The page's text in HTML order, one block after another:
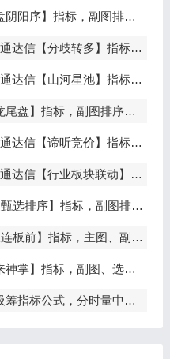
量化辅助工具，尾盘排序，信号全天不变，仅限电脑通达信使用
，首板分歧低吸二波行情，信号少，胜率高，手机电脑通达信通用
中短线趋势拐点与量能异动突破，信号少而精，手机电脑通达信通用
伏，次日套利，信号可回看，超短策略，仅限电脑通达信使用
指标，可回测历史数据，信号全天不变，开放源码可永久使用，手机电脑通达信通用
板块行情，分清龙头补涨规避回落，无未来函数，仅支持电脑通达信
盘战法，今买明卖超短战法，信号可回测，仅限电脑通达信使用
埋伏连板前的节点，信号不漂移，手机电脑通达信通用
有筹码进场，堪称金钻，仅限电脑通达信使用
，分时量中显主力（分时副图）